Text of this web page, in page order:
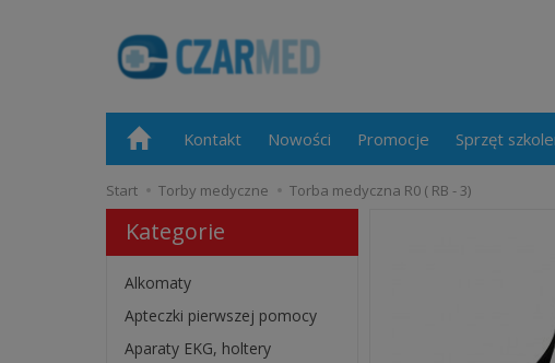
Kontakt Nowości Promocje Sprzęt
Start Torby medyczne Torba medyczna R0 ( RB - 3)
Kategorie
Alkomaty
Apteczki pierwszej pomocy
Aparaty EKG, holtery